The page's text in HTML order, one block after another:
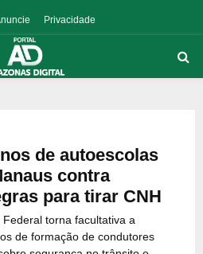
Privacidade
de autoescolas
contra
para tirar CNH
torna facultativa a
de formação de condutores